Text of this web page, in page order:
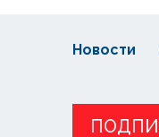
Новости